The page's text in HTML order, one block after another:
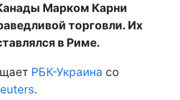
Марком Карни
торговли. Их
в Риме.
РБК-Украина со
.